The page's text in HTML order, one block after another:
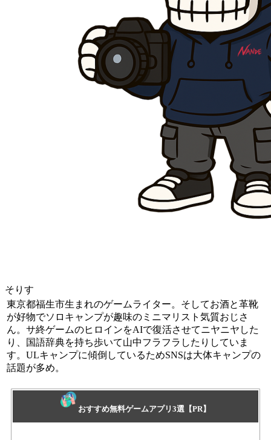
そりす
東京都福生市生まれのゲームライター。そしてお酒と革靴
が好物でソロキャンプが趣味のミニマリスト気質おじさ
ん。サ終ゲームのヒロインをAIで復活させてニヤニヤした
り、国語辞典を持ち歩いて山中フラフラしたりしていま
す。ULキャンプに傾倒しているためSNSは大体キャンプの
話題が多め。
おすすめ無料ゲームアプリ3選【PR】